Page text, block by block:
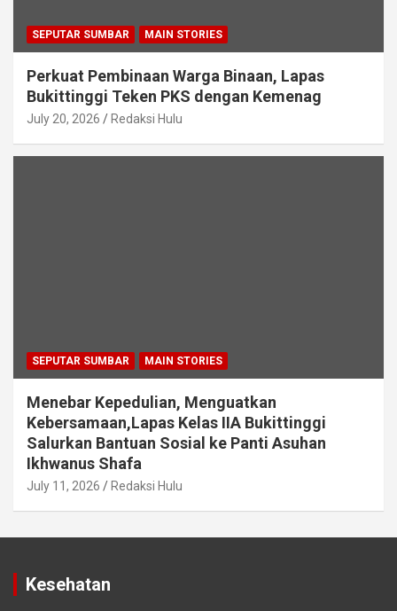
SEPUTAR SUMBAR MAIN STORIES
Perkuat Pembinaan Warga Binaan, Lapas
Bukittinggi Teken PKS dengan Kemenag
July 20, 2026 Redaksi Hulu
SEPUTAR SUMBAR MAIN STORIES
Menebar Kepedulian, Menguatkan
Kebersamaan,Lapas Kelas IIA Bukittinggi
Salurkan Bantuan Sosial ke Panti Asuhan
Ikhwanus Shafa
July 11, 2026 Redaksi Hulu
Kesehatan